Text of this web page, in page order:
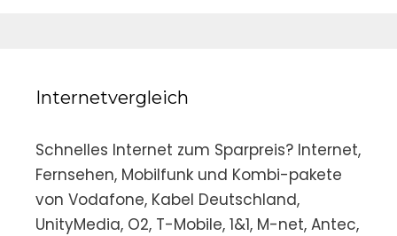
Internetvergleich
Schnelles Internet zum Sparpreis? Internet,
Fernsehen, Mobilfunk und Kombi-pakete
von Vodafone, Kabel Deutschland,
UnityMedia, O2, T-Mobile, 1&1, M-net, Antec,